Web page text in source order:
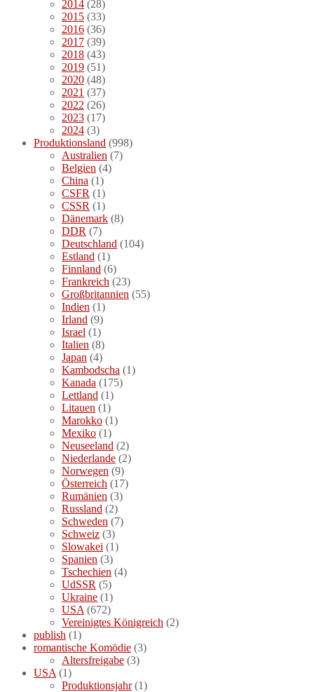
2014 (28)
2015 (33)
2016 (36)
2017 (39)
2018 (43)
2019 (51)
2020 (48)
2021 (37)
2022 (26)
2023 (17)
2024 (3)
Produktionsland (998)
Australien (7)
Belgien (4)
China (1)
CSFR (1)
CSSR (1)
Dänemark (8)
DDR (7)
Deutschland (104)
Estland (1)
Finnland (6)
Frankreich (23)
Großbritannien (55)
Indien (1)
Irland (9)
Israel (1)
Italien (8)
Japan (4)
Kambodscha (1)
Kanada (175)
Lettland (1)
Litauen (1)
Marokko (1)
Mexiko (1)
Neuseeland (2)
Niederlande (2)
Norwegen (9)
Österreich (17)
Rumänien (3)
Russland (2)
Schweden (7)
Schweiz (3)
Slowakei (1)
Spanien (3)
Tschechien (4)
UdSSR (5)
Ukraine (1)
USA (672)
Vereinigtes Königreich (2)
publish (1)
romantische Komödie (3)
Altersfreigabe (3)
USA (1)
Produktionsjahr(1)